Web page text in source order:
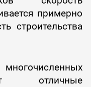
примерно
строительства
отличные